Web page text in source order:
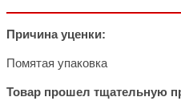
Причина уценки:
Помятая упаковка
Товар прошел тщательную